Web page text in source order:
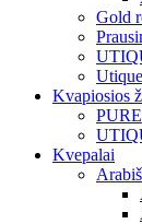
Gold
Kvapiosios
Kvepalai